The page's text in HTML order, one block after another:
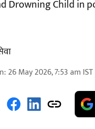
Drowning Child in
: 26 May 2026, 7:53 am IST